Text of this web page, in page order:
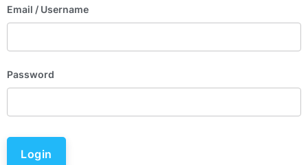
Email / Username
Password
Login